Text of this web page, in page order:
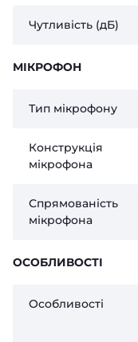
Чутливість (дБ)
МІКРОФОН
Тип мікрофону
Конструкція
мікрофона
Спрямованість
мікрофона
ОСОБЛИВОСТІ
Особливості